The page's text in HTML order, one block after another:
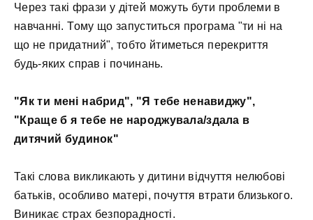
Через такі фрази у дітей можуть бути проблеми в
навчанні. Тому що запуститься програма "ти ні на
що не придатний", тобто йтиметься перекриття
будь-яких справ і починань.
"Як ти мені набрид", "Я тебе ненавиджу",
"Краще б я тебе не народжувала/здала в
дитячий будинок"
Такі слова викликають у дитини відчуття нелюбові
батьків, особливо матері, почуття втрати близького.
Виникає страх безпорадності.